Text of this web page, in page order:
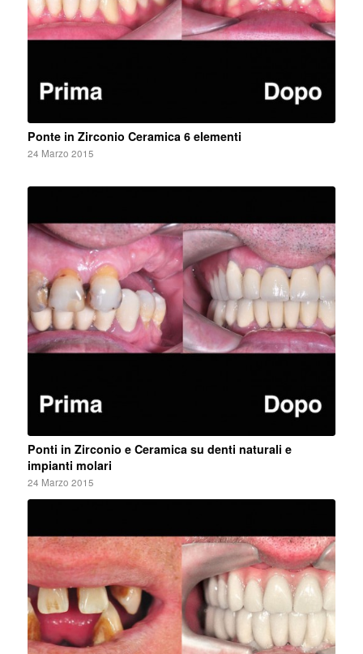
Ponte in Zirconio Ceramica 6 elementi
24 Marzo 2015
Ponti in Zirconio e Ceramica su denti naturali e
impianti molari
24 Marzo 2015